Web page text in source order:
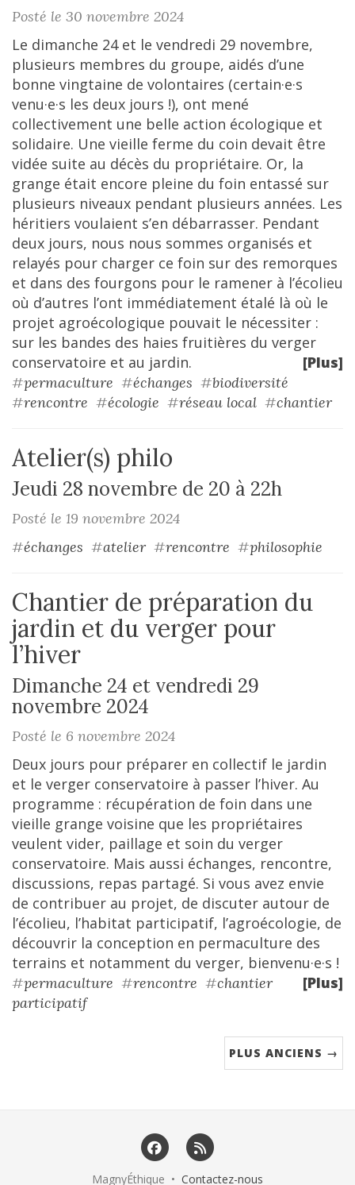
Posté le 30 novembre 2024
Le dimanche 24 et le vendredi 29 novembre,
plusieurs membres du groupe, aidés d’une
bonne vingtaine de volontaires (certain·e·s
venu·e·s les deux jours !), ont mené
collectivement une belle action écologique et
solidaire. Une vieille ferme du coin devait être
vidée suite au décès du propriétaire. Or, la
grange était encore pleine du foin entassé sur
plusieurs niveaux pendant plusieurs années. Les
héritiers voulaient s’en débarrasser. Pendant
deux jours, nous nous sommes organisés et
relayés pour charger ce foin sur des remorques
et dans des fourgons pour le ramener à l’écolieu
où d’autres l’ont immédiatement étalé là où le
projet agroécologique pouvait le nécessiter :
sur les bandes des haies fruitières du verger
conservatoire et au jardin.
[Plus]
#permaculture #échanges #biodiversité
#rencontre #écologie #réseau local #chantier
Atelier(s) philo
Jeudi 28 novembre de 20 à 22h
Posté le 19 novembre 2024
#échanges #atelier #rencontre #philosophie
Chantier de préparation du
jardin et du verger pour
l’hiver
Dimanche 24 et vendredi 29
novembre 2024
Posté le 6 novembre 2024
Deux jours pour préparer en collectif le jardin
et le verger conservatoire à passer l’hiver. Au
programme : récupération de foin dans une
vieille grange voisine que les propriétaires
veulent vider, paillage et soin du verger
conservatoire. Mais aussi échanges, rencontre,
discussions, repas partagé. Si vous avez envie
de contribuer au projet, de discuter autour de
l’écolieu, l’habitat participatif, l’agroécologie, de
découvrir la conception en permaculture des
terrains et notamment du verger, bienvenu·e·s !
[Plus]
#permaculture #rencontre #chantier
participatif
PLUS ANCIENS →
MagnyÉthique • Contactez-nous